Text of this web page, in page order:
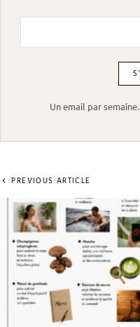
Un email par
PREVIOUS ARTICLE